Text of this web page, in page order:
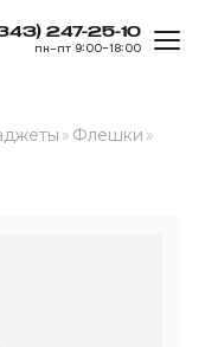
247-25-10
пн–пт 9:00–18:00
» Флешки »